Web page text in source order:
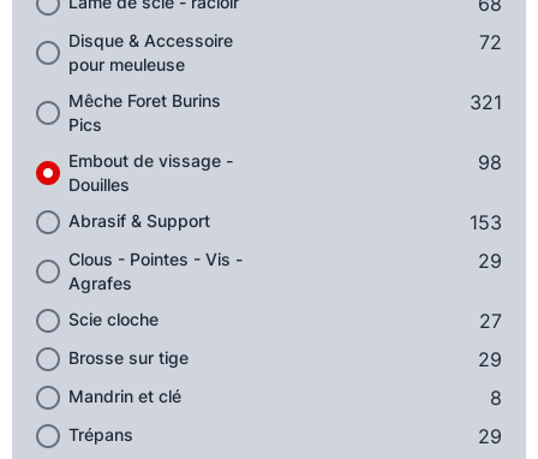
Disque & Accessoire
pour meuleuse
72
Mêche Foret Burins
Pics
321
Embout de vissage -
Douilles
98
Abrasif & Support 153
Clous - Pointes - Vis -
Agrafes
29
Scie cloche 27
Brosse sur tige 29
Mandrin et clé 8
Trépans 29